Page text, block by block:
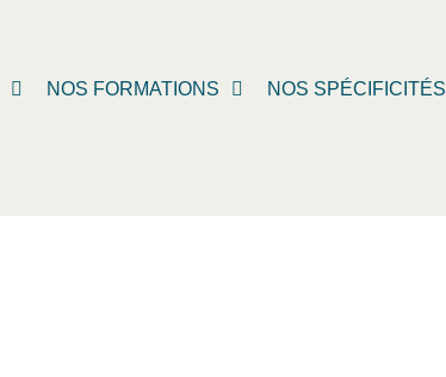
NOS FORMATIONS NOS SPÉCIFICITÉS